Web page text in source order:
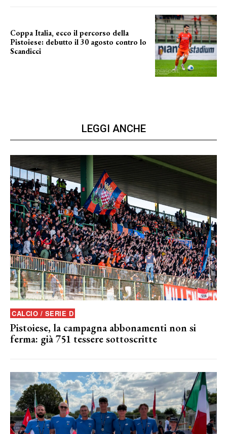
Coppa Italia, ecco il percorso della
Pistoiese: debutto il 30 agosto contro lo
Scandicci
LEGGI ANCHE
CALCIO / SERIE D
Pistoiese, la campagna abbonamenti non si
ferma: già 751 tessere sottoscritte